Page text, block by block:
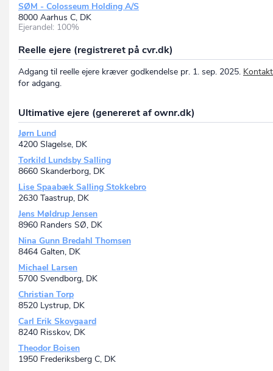
SØM - Colosseum Holding A/S
8000 Aarhus C, DK
Ejerandel: 100%
Reelle ejere (registreret på cvr.dk)
Adgang til reelle ejere kræver godkendelse pr. 1. sep. 2025.
for adgang.
Ultimative ejere (genereret af ownr.dk)
Jørn Lund
4200 Slagelse, DK
Torkild Lundsby Salling
8660 Skanderborg, DK
Lise Spaabæk Salling Stokkebro
2630 Taastrup, DK
Jens Møldrup Jensen
8960 Randers SØ, DK
Nina Gunn Bredahl Thomsen
8464 Galten, DK
Michael Larsen
5700 Svendborg, DK
Christian Torp
8520 Lystrup, DK
Carl Erik Skovgaard
8240 Risskov, DK
Theodor Boisen
1950 Frederiksberg C, DK